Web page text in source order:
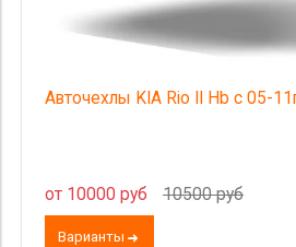
Авточехлы KIA Rio II Hb с 05-
от 10000 руб 10500 руб
Варианты